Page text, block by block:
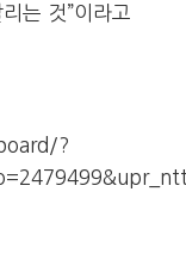
는 것”이라고
?